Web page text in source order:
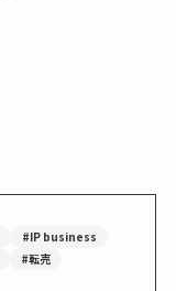
#IP business
#転売